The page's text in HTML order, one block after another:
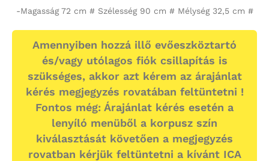
-Magasság 72 cm # Szélesség 90 cm # Mélység 32,5 cm #
Amennyiben hozzá illő evőeszköztartó
és/vagy utólagos fiók csillapítás is
szükséges, akkor azt kérem az árajánlat
kérés megjegyzés rovatában feltüntetni !
Fontos még: Árajánlat kérés esetén a
lenyíló menüből a korpusz szín
kiválasztását követően a megjegyzés
rovatban kérjük feltüntetni a kívánt ICA